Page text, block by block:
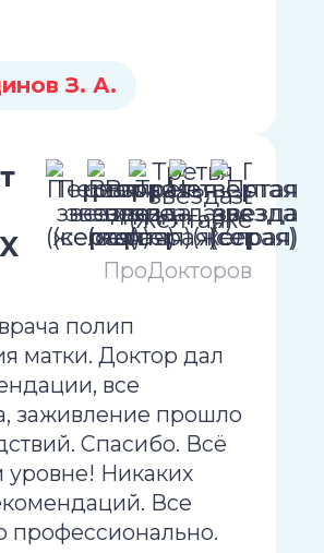
Александровичу
на благо
З. А.
ПроДокторов
полип
матки. Доктор дал
все
заживление прошло
Спасибо. Всё
Никаких
Все
профессионально.